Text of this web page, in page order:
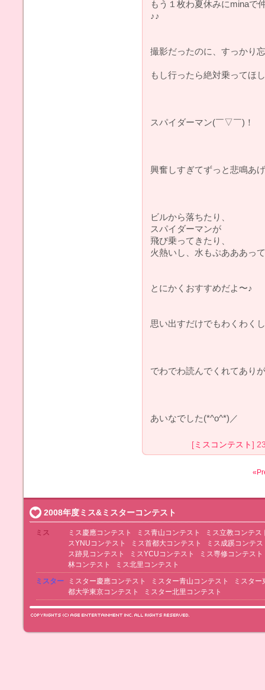
もう１枚わ夏休みにminaで
♪♪
撮影だったのに、すっかり
もし行ったら絶対乗ってほ
スパイダーマン(￣▽￣)！
興奮しすぎてずっと悲鳴あ
ビルから落ちたり、
スパイダーマンが
飛び乗ってきたり、
火熱いし、水もぷあああっ
とにかくおすすめだよ〜♪
思い出すだけでもわくわく
でわでわ読んでくれてあり
あいなでした(*^o^*)／
[ ミスコンテスト ]
2008年度ミス&ミスターコンテスト
ミス ミス慶應コンテスト ミス青山コンテスト
ミス立教コンテス
スYNUコンテスト
ミス首都大コンテスト
ミス成蹊コンテス
ス跡見コンテスト
ミスYCUコンテスト
ミス専修コンテスト
林コンテスト
ミス北里コンテスト
ミスター
ミスター慶應コンテスト ミスター青山コンテスト
ミスター
都大学東京コンテスト
ミスター北里コンテスト